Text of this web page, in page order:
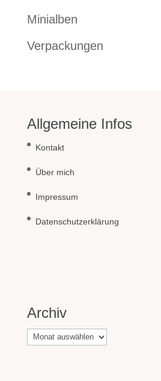
Minialben
Verpackungen
Allgemeine Infos
Kontakt
Über mich
Impressum
Datenschutzerklärung
Archiv
Archiv